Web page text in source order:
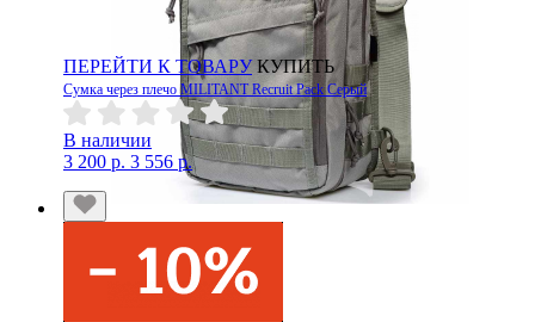
ПЕРЕЙТИ К ТОВАРУ КУПИТЬ
Сумка через плечо MILITANT Recruit Pack Серый
В наличии
3 200 р. 3 556 р.